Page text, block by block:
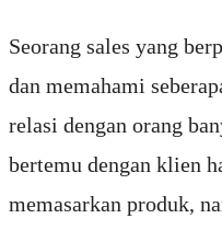
Seorang sales yang
dan memahami
relasi dengan orang
bertemu dengan klien
memasarkan produk,